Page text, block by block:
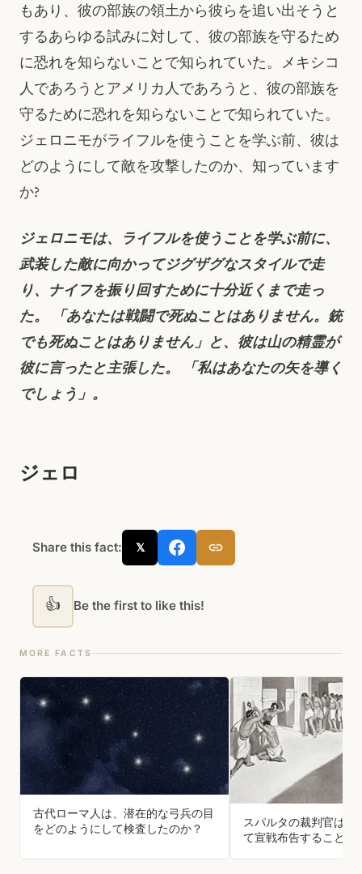
もあり、彼の部族の領土から彼らを追い出そうと
するあらゆる試みに対して、彼の部族を守るため
に恐れを知らないことで知られていた。メキシコ
人であろうとアメリカ人であろうと、彼の部族を
守るために恐れを知らないことで知られていた。
ジェロニモがライフルを使うことを学ぶ前、彼は
どのようにして敵を攻撃したのか、知っています
か?
ジェロニモは、ライフルを使うことを学ぶ前に、
武装した敵に向かってジグザグなスタイルで走
り、ナイフを振り回すために十分近くまで走っ
た。 「あなたは戦闘で死ぬことはありません。銃
でも死ぬことはありません」と、彼は山の精霊が
彼に言ったと主張した。 「私はあなたの矢を導く
でしょう」。
ジェロ
Share this fact: 𝕏
👍 Be the first to like this!
MORE FACTS
古代ローマ人は、潜在的な弓兵の目
をどのようにして検査したのか？
スパルタの裁判官は毎
て宣戦布告することに